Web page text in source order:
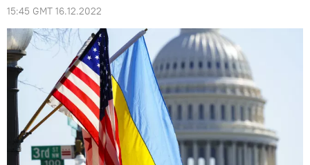
15:45 GMT 16.12.2022